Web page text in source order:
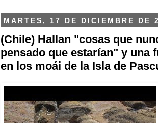
MARTES, 17 DE DICIEMBRE DE
(Chile) Hallan "cosas que
pensado que estarían" y una
en los moái de la Isla de